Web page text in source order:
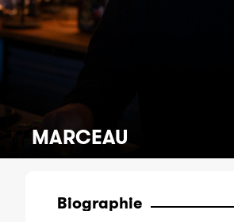
MARCEAU
Biographie